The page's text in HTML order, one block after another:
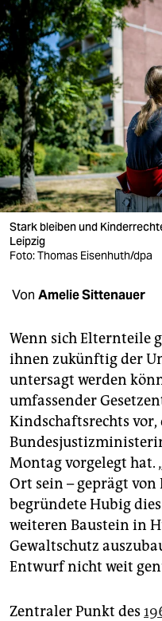
berlin
nord
wahrheit
verlag
verlag
veranstaltungen
shop
fragen & hilfe
genossenschaft
epaper login
Stark bleiben und
Leipzig
Foto: Thomas Eisenhuth/dpa
Von Amelie Sittenauer
Wenn sich Elternteile
ihnen zukünftig der
untersagt werden
umfassender
Kindschaftsrechts vor,
Montag vorgelegt hat.
Ort sein – geprägt von
begründete Hubig
weiteren Baustein in
Gewaltschutz
Entwurf nicht weit
Zentraler Punkt des